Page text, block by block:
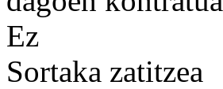
Ez
Sortaka zatitzea